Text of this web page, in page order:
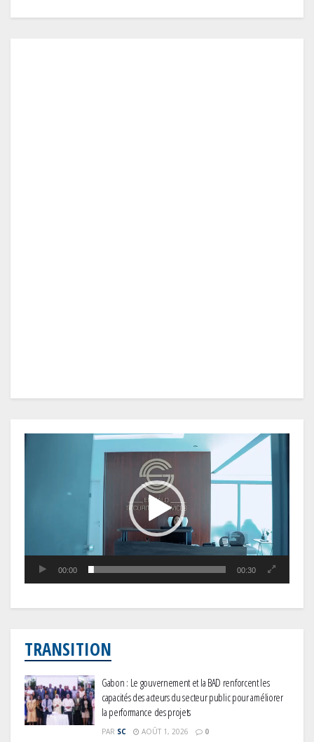
00:00 00:30
TRANSITION
Gabon : Le gouvernement et la BAD renforcent les
capacités des acteurs du secteur public pour améliorer
la performance des projets
PAR SC AOÛT 1, 2026 0